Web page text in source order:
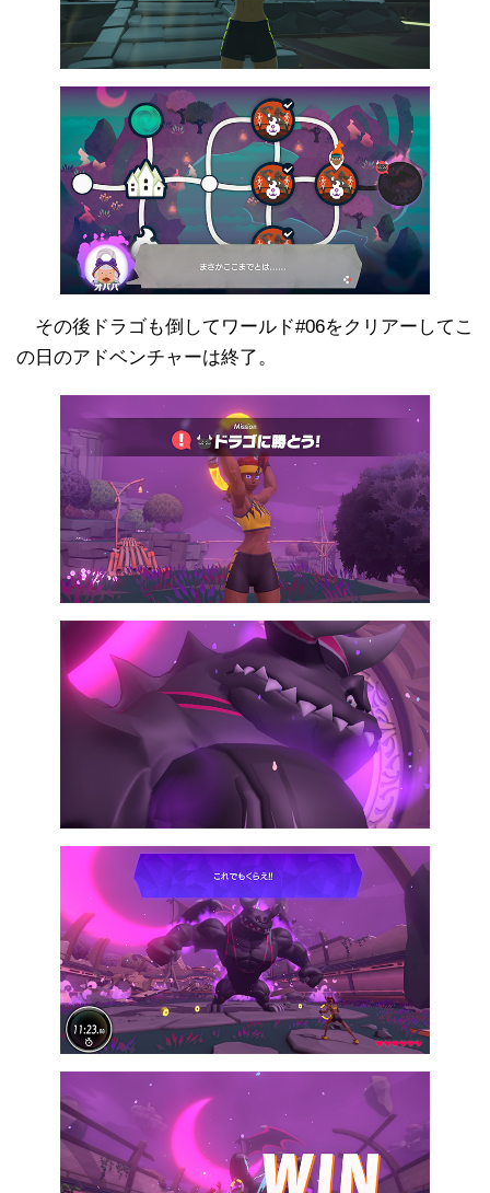
その後ドラゴも倒してワールド#06をクリアーしてこ
の日のアドベンチャーは終了。